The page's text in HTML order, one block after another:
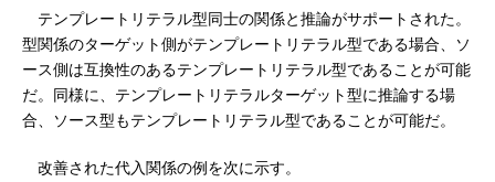
テンプレートリテラル型同士の関係と推論がサポートされた。
型関係のターゲット側がテンプレートリテラル型である場合、ソ
ース側は互換性のあるテンプレートリテラル型であることが可能
だ。同様に、テンプレートリテラルターゲット型に推論する場
合、ソース型もテンプレートリテラル型であることが可能だ。
改善された代入関係の例を次に示す。